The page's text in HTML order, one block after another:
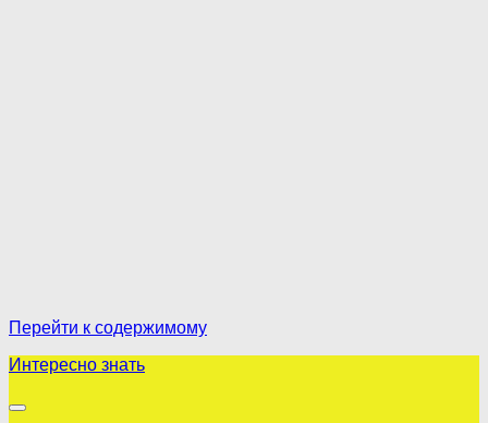
Перейти к содержимому
Интересно знать